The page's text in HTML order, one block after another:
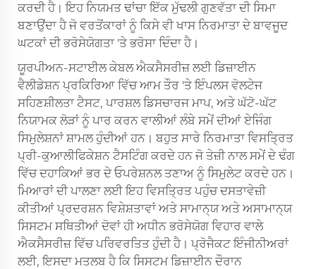
ਕਰਦੀ ਹੈ। ਇਹ ਨਿਯਮਤ ਢਾਂਚਾ ਇੱਕ ਮੁੱਢਲੀ ਗੁਣਵੱਤਾ ਦੀ ਸਿਮਾ
ਬਣਾਉਂਦਾ ਹੈ ਜੋ ਵਰਤੋਂਕਾਰਾਂ ਨੂੰ ਕਿਸੇ ਵੀ ਖਾਸ ਨਿਰਮਾਤਾ ਦੇ ਬਾਵਜੂਦ
ਘਟਕਾਂ ਦੀ ਭਰੋਸੇਯੋਗਤਾ 'ਤੇ ਭਰੋਸਾ ਦਿੰਦਾ ਹੈ।
ਯੂਰਪੀਅਨ-ਸਟਾਈਲ ਕੇਬਲ ਐਕਸੈਸਰੀਜ਼ ਲਈ ਡਿਜ਼ਾਈਨ
ਵੈਲੀਡੇਸ਼ਨ ਪ੍ਰਕਿਰਿਆ ਵਿੱਚ ਆਮ ਤੌਰ 'ਤੇ ਇੰਪਲਸ ਵੋਲਟੇਜ
ਸਹਿਣਸ਼ੀਲਤਾ ਟੈਸਟ, ਪਾਰਸ਼ਲ ਡਿਸਚਾਰਜ ਮਾਪ, ਅਤੇ ਘੱਟੋ-ਘੱਟ
ਨਿਯਾਮਕ ਲੋੜਾਂ ਨੂੰ ਪਾਰ ਕਰਨ ਵਾਲੀਆਂ ਲੰਬੇ ਸਮੇਂ ਦੀਆਂ ਏਜਿੰਗ
ਸਿਮੁਲੇਸ਼ਨਾਂ ਸ਼ਾਮਲ ਹੁੰਦੀਆਂ ਹਨ। ਬਹੁਤ ਸਾਰੇ ਨਿਰਮਾਤਾ ਵਿਸਤ੍ਰਿਤ
ਪ੍ਰੀ-ਕੁਆਲੀਫਿਕੇਸ਼ਨ ਟੈਸਟਿੰਗ ਕਰਦੇ ਹਨ ਜੋ ਤੇਜ਼ੀ ਨਾਲ ਸਮੇਂ ਦੇ ਢੰਗ
ਵਿੱਚ ਦਹਾਕਿਆਂ ਭਰ ਦੇ ਓਪਰੇਸ਼ਨਲ ਤਣਾਅ ਨੂੰ ਸਿਮੁਲੇਟ ਕਰਦੇ ਹਨ।
ਮਿਆਰਾਂ ਦੀ ਪਾਲਣਾ ਲਈ ਇਹ ਵਿਸਤ੍ਰਿਤ ਪਹੁੰਚ ਦਸਤਾਵੇਜ਼ੀ
ਕੀਤੀਆਂ ਪ੍ਰਦਰਸ਼ਨ ਵਿਸ਼ੇਸ਼ਤਾਵਾਂ ਅਤੇ ਸਾਮਾਨ੍ਯ ਅਤੇ ਅਸਾਮਾਨ੍ਯ
ਸਿਸਟਮ ਸਥਿਤੀਆਂ ਦੋਵਾਂ ਹੀ ਅਧੀਨ ਭਰੋਸੇਯੋਗ ਵਿਹਾਰ ਵਾਲੇ
ਐਕਸੈਸਰੀਜ਼ ਵਿੱਚ ਪਰਿਵਰਤਿਤ ਹੁੰਦੀ ਹੈ। ਪ੍ਰੋਜੈਕਟ ਇੰਜੀਨੀਅਰਾਂ
ਲਈ, ਇਸਦਾ ਮਤਲਬ ਹੈ ਕਿ ਸਿਸਟਮ ਡਿਜ਼ਾਈਨ ਦੌਰਾਨ